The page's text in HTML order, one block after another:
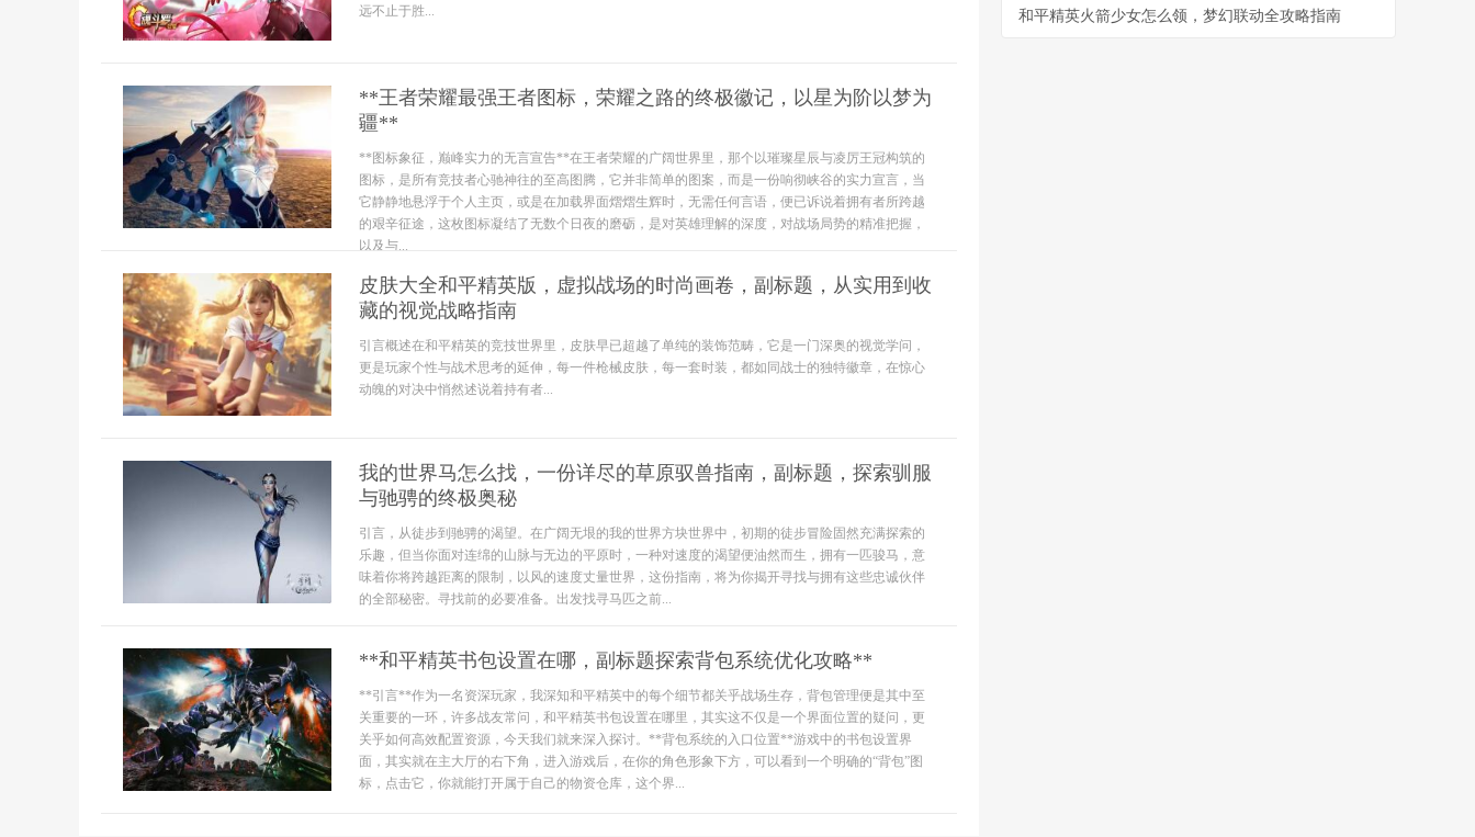
远不止于胜...
**王者荣耀最强王者图标，荣耀之路的终极徽记，以星为阶以梦为
疆**
**图标象征，巅峰实力的无言宣告**在王者荣耀的广阔世界里，那个以璀璨星辰与凌厉王冠构筑的
图标，是所有竞技者心驰神往的至高图腾，它并非简单的图案，而是一份响彻峡谷的实力宣言，当
它静静地悬浮于个人主页，或是在加载界面熠熠生辉时，无需任何言语，便已诉说着拥有者所跨越
的艰辛征途，这枚图标凝结了无数个日夜的磨砺，是对英雄理解的深度，对战场局势的精准把握，
以及与...
皮肤大全和平精英版，虚拟战场的时尚画卷，副标题，从实用到收
藏的视觉战略指南
引言概述在和平精英的竞技世界里，皮肤早已超越了单纯的装饰范畴，它是一门深奥的视觉学问，
更是玩家个性与战术思考的延伸，每一件枪械皮肤，每一套时装，都如同战士的独特徽章，在惊心
动魄的对决中悄然述说着持有者...
我的世界马怎么找，一份详尽的草原驭兽指南，副标题，探索驯服
与驰骋的终极奥秘
引言，从徒步到驰骋的渴望。在广阔无垠的我的世界方块世界中，初期的徒步冒险固然充满探索的
乐趣，但当你面对连绵的山脉与无边的平原时，一种对速度的渴望便油然而生，拥有一匹骏马，意
味着你将跨越距离的限制，以风的速度丈量世界，这份指南，将为你揭开寻找与拥有这些忠诚伙伴
的全部秘密。寻找前的必要准备。出发找寻马匹之前...
**和平精英书包设置在哪，副标题探索背包系统优化攻略**
**引言**作为一名资深玩家，我深知和平精英中的每个细节都关乎战场生存，背包管理便是其中至
关重要的一环，许多战友常问，和平精英书包设置在哪里，其实这不仅是一个界面位置的疑问，更
关乎如何高效配置资源，今天我们就来深入探讨。**背包系统的入口位置**游戏中的书包设置界
面，其实就在主大厅的右下角，进入游戏后，在你的角色形象下方，可以看到一个明确的“背包”图
标，点击它，你就能打开属于自己的物资仓库，这个界...
和平精英火箭少女怎么领，梦幻联动全攻略指南